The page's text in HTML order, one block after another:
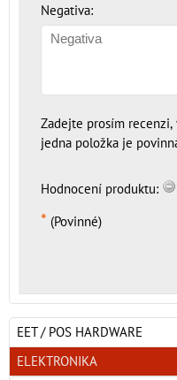
Negativa:
Zadejte prosím
jedna položka je
Hodnocení produktu:
* (Povinné)
EET / POS HARDWARE
ELEKTRONIKA